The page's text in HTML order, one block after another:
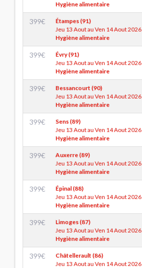
Hygiène alimentaire
399€
Étampes (91)
Jeu 13 Aout au Ven 14 Aout 2026
Hygiène alimentaire
399€
Évry (91)
Jeu 13 Aout au Ven 14 Aout 2026
Hygiène alimentaire
399€
Bessancourt (90)
Jeu 13 Aout au Ven 14 Aout 2026
Hygiène alimentaire
399€
Sens (89)
Jeu 13 Aout au Ven 14 Aout 2026
Hygiène alimentaire
399€
Auxerre (89)
Jeu 13 Aout au Ven 14 Aout 2026
Hygiène alimentaire
399€
Épinal (88)
Jeu 13 Aout au Ven 14 Aout 2026
Hygiène alimentaire
399€
Limoges (87)
Jeu 13 Aout au Ven 14 Aout 2026
Hygiène alimentaire
399€
Châtellerault (86)
Jeu 13 Aout au Ven 14 Aout 2026